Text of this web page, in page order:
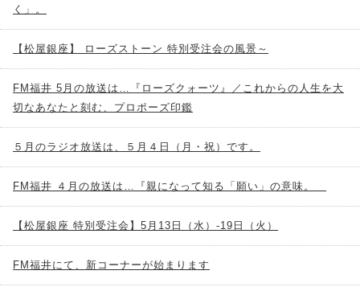
く」。
【松屋銀座】 ローズストーン 特別受注会の風景～
FM福井 5月の放送は…『ローズクォーツ』／これからの人生を大
切なあなたと刻む、プロポーズ印鑑
５月のラジオ放送は、５月４日（月・祝）です。
FM福井 ４月の放送は…『親になって知る「願い」の意味。
【松屋銀座 特別受注会】5月13日（水）-19日（火）
FM福井にて、新コーナーが始まります